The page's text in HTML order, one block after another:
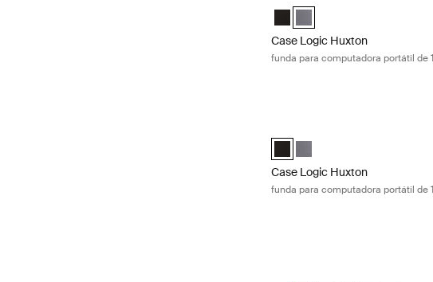
Case Logic Huxton 13.3" Laptop
Case Logic Huxton 13.3"
Case Logic Huxton
funda para computadora portátil de
Case Logic Huxton 15.6"
Case Logic Huxton 15.6"
Case Logic Huxton
funda para computadora portátil de